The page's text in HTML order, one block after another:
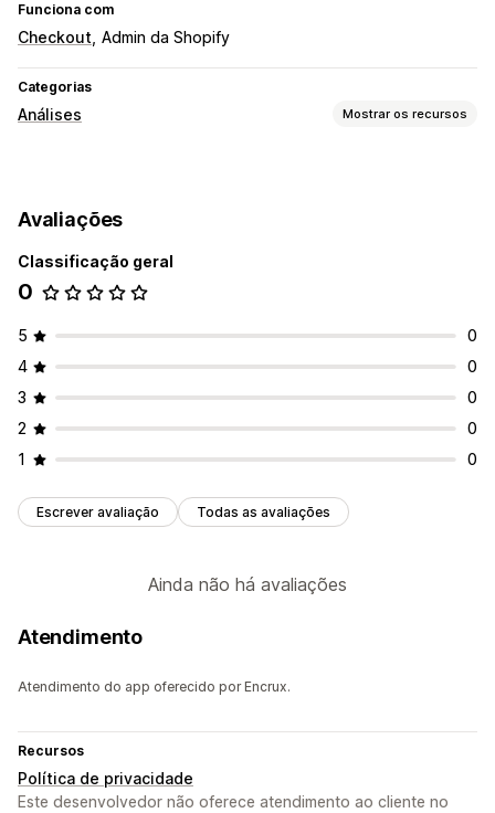
Funciona com
Checkout Admin da Shopify
Categorias
Análises Mostrar os recursos
Visualizações da página
Marketing e vendas
Análise de checkout
na sigla em inglês)
Acompanhamento de pixel
Elementos visuais e relatórios
Painel de controle de análises
Painéis de controle personalizados
Avaliações
Classificação geral
0
5
0
4
0
3
0
2
0
1
0
Escrever avaliação Todas as avaliações
Ainda não há avaliações
Atendimento
Atendimento do app oferecido por Encrux.
Recursos
Política de privacidade
Este desenvolvedor não oferece atendimento ao cliente no